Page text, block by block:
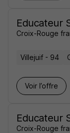
Educateur
Croix-Rouge
Villejuif - 94
Voir l’offre
Educateur
Croix-Rouge